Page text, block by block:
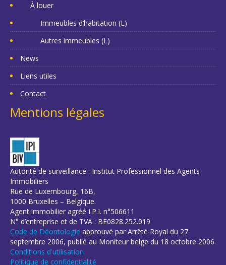
À louer
Immeubles d’habitation (L)
Autres immeubles (L)
News
Liens utiles
Contact
Mentions légales
Autorité de surveillance : Institut Professionnel des Agents
Immobiliers
Rue de Luxembourg, 16B,
1000 Bruxelles – Belgique.
Agent immobilier agréé I.P.I. n°506611
N° d’entreprise et de TVA : BE0828.252.019
Code de Déontologie approuvé par Arrêté Royal du 27
septembre 2006, publié au Moniteur belge du 18 octobre 2006.
Conditions d'utilisation
Politique de confidentialité